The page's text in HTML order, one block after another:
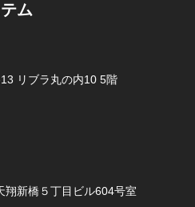
ム
リブラ丸の内10 5階
新橋５丁目ビル604号室